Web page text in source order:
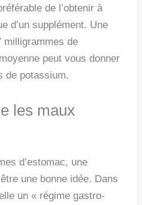
de l’obtenir à
d’un supplément. Une
milligrammes de
peut vous donner
de potassium.
les maux
d’estomac, une
une bonne idée. Dans
un « régime gastro-